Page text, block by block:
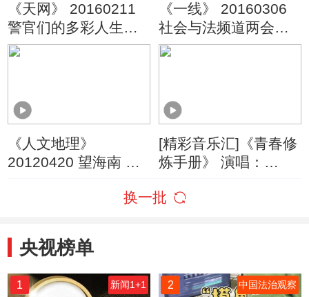
《天网》 20160211
警官们的多彩人生
（第二季） 第四集
《一线》 20160306
社会与法频道两会特
别节目 我建议：对家
《人文地理》
20120420 望海南 第
[精彩音乐汇]《青春修
炼手册》 演唱：
换一批
央视榜单
1 新闻1+1 2 中国法治观察